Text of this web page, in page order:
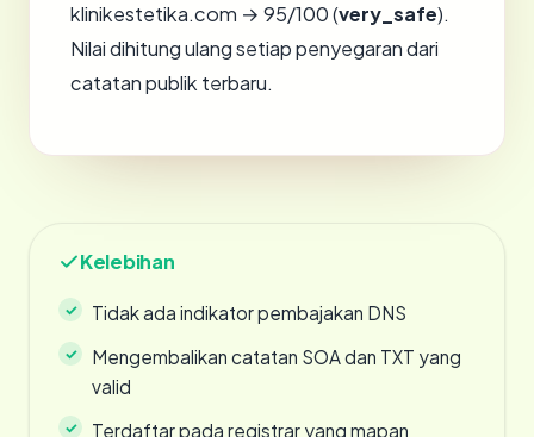
klinikestetika.com → 95/100 (very_safe).
Nilai dihitung ulang setiap penyegaran dari
catatan publik terbaru.
Kelebihan
Tidak ada indikator pembajakan DNS
Mengembalikan catatan SOA dan TXT yang
valid
Terdaftar pada registrar yang mapan